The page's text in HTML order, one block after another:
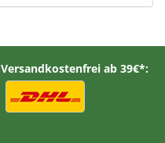
Versandkostenfrei ab 39€*: